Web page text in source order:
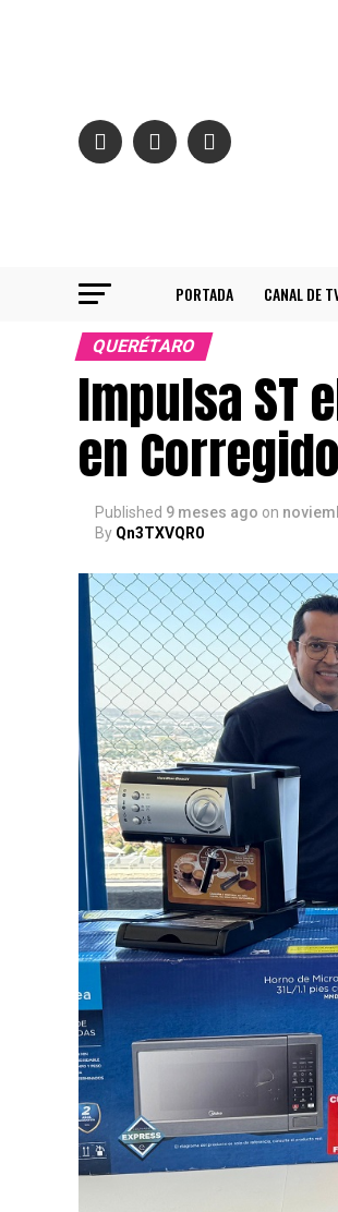
PORTADA CANAL DE
QUERÉTARO
Impulsa ST
en
Published 9 meses ago on
By Qn3TXVQR0